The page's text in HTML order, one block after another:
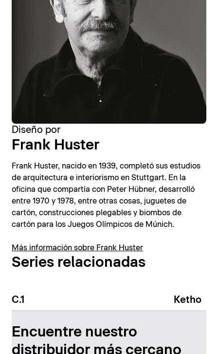
Diseño por
Frank Huster
Frank Huster, nacido en 1939, completó sus estudios
de arquitectura e interiorismo en Stuttgart. En la
oficina que compartía con Peter Hübner, desarrolló
entre 1970 y 1978, entre otras cosas, juguetes de
cartón, construcciones plegables y biombos de
cartón para los Juegos Olímpicos de Múnich.
Más información sobre Frank Huster
Series relacionadas
C.1 Ketho
Encuentre nuestro
distribuidor más cercano